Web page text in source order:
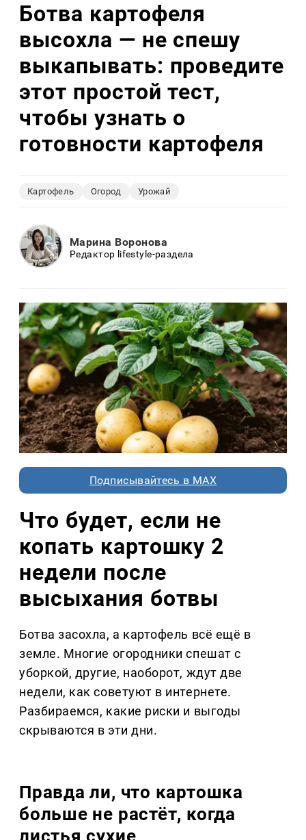
Ботва картофеля
высохла — не спешу
выкапывать: проведите
этот простой тест,
чтобы узнать о
готовности картофеля
Картофель Огород Урожай
Марина Воронова
Редактор lifestyle-раздела
Подписывайтесь в MAX
Что будет, если не
копать картошку 2
недели после
высыхания ботвы
Ботва засохла, а картофель всё ещё в
земле. Многие огородники спешат с
уборкой, другие, наоборот, ждут две
недели, как советуют в интернете.
Разбираемся, какие риски и выгоды
скрываются в эти дни.
Правда ли, что картошка
больше не растёт, когда